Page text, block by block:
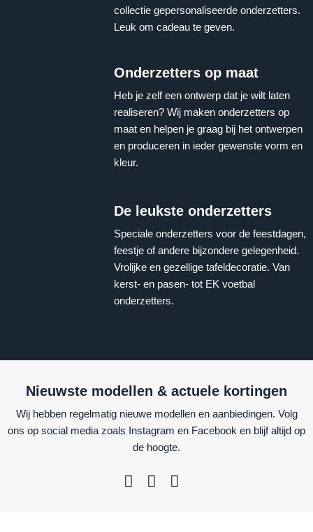
collectie gepersonaliseerde onderzetters.
Leuk om cadeau te geven.
Onderzetters op maat
Heb je zelf een ontwerp dat je wilt laten
realiseren? Wij maken onderzetters op
maat en helpen je graag bij het ontwerpen
en produceren in ieder gewenste vorm en
kleur.
De leukste onderzetters
Speciale onderzetters voor de feestdagen,
feestje of andere bijzondere gelegenheid.
Vrolijke en gezellige tafeldecoratie. Van
kerst- en pasen- tot EK voetbal
onderzetters.
Nieuwste modellen & actuele kortingen
Wij hebben regelmatig nieuwe modellen en aanbiedingen. Volg
ons op social media zoals Instagram en Facebook en blijf altijd op
de hoogte.